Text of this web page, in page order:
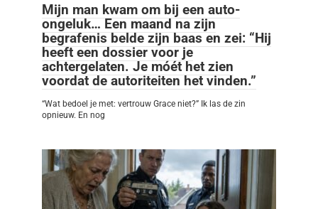
Mijn man kwam om bij een auto-
ongeluk… Een maand na zijn
begrafenis belde zijn baas en zei: “Hij
heeft een dossier voor je
achtergelaten. Je móét het zien
voordat de autoriteiten het vinden.”
“Wat bedoel je met: vertrouw Grace niet?” Ik las de zin
opnieuw. En nog